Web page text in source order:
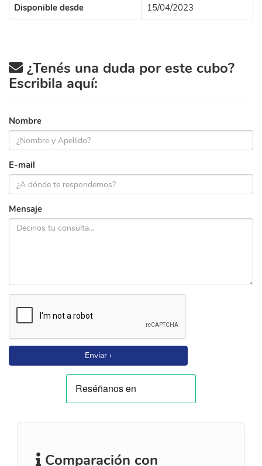
Disponible desde
15/04/2023
¿Tenés una duda por este cubo?
Escribila aquí:
Nombre
E-mail
Mensaje
Enviar ›
Comparación con